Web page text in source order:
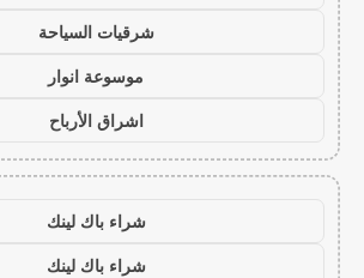
شرقيات السياحة
موسوعة انوار
اشراق الأرباح
شراء باك لينك
شراء باك لينك